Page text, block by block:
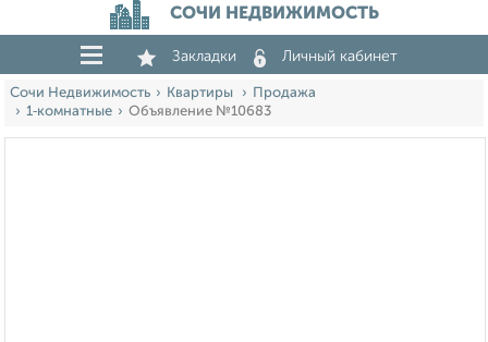
СОЧИ НЕДВИЖИМОСТЬ
Закладки Личный кабинет
Сочи Недвижимость Квартиры
Продажа
1‑комнатные
Объявление №10683